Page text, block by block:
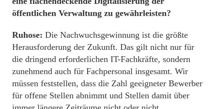
öffentlichen Verwaltung zu gewährleisten?
Ruhose: Die Nachwuchsgewinnung ist die größte
Herausforderung der Zukunft. Das gilt nicht nur für
die dringend erforderlichen IT-Fachkräfte, sondern
zunehmend auch für Fachpersonal insgesamt. Wir
müssen feststellen, dass die Zahl geeigneter Bewerber
für offene Stellen abnimmt und Stellen damit über